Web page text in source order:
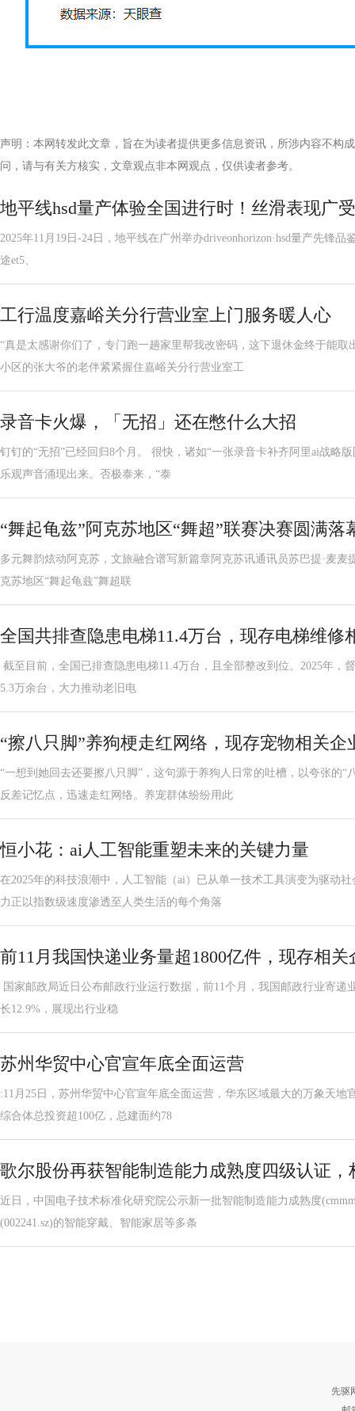
声明：本网转发此文章，旨在为读者提供更多信息资讯，所涉内容不构
问，请与有关方核实，文章观点非本网观点，仅供读者参考。
地平线hsd量产体验全国进行时！丝滑表现广
2025年11月19日-24日，地平线在广州举办driveonhorizon·hsd量产先锋品
途et5、
工行温度嘉峪关分行营业室上门服务暖人心
“真是太感谢你们了，专门跑一趟家里帮我改密码，这下退休金终于能取
小区的张大爷的老伴紧紧握住嘉峪关分行营业室工
录音卡火爆，「无招」还在憋什么大招
钉钉的“无招”已经回归8个月。 很快，诸如“一张录音卡补齐阿里ai战略
乐观声音涌现出来。否极泰来，“泰
“舞起龟兹”阿克苏地区“舞超”联赛决赛圆满落
多元舞韵炫动阿克苏，文旅融合谱写新篇章阿克苏讯通讯员苏巴提·麦麦
克苏地区“舞起龟兹”舞超联
全国共排查隐患电梯11.4万台，现存电梯维修
截至目前，全国已排查隐患电梯11.4万台，且全部整改到位。2025年，
5.3万余台，大力推动老旧电
“擦八只脚”养狗梗走红网络，现存宠物相关企
“一想到她回去还要擦八只脚”，这句源于养狗人日常的吐槽，以夸张的“
反差记忆点，迅速走红网络。养宠群体纷纷用此
恒小花：ai人工智能重塑未来的关键力量
在2025年的科技浪潮中，人工智能（ai）已从单一技术工具演变为驱动
力正以指数级速度渗透至人类生活的每个角落
前11月我国快递业务量超1800亿件，现存相关
国家邮政局近日公布邮政行业运行数据，前11个月，我国邮政行业寄递
长12.9%，展现出行业稳
苏州华贸中心官宣年底全面运营
:11月25日，苏州华贸中心官宣年底全面运营，华东区域最大的万象天地
综合体总投资超100亿，总建面约78
歌尔股份再获智能制造能力成熟度四级认证，
近日，中国电子技术标准化研究院公示新一批智能制造能力成熟度
(002241.sz)的智能穿戴、智能家居等多条
先驱